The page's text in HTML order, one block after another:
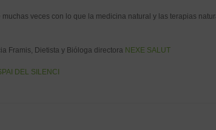
veces con lo que la medicina natural y las terapias
Framis, Dietista y Bióloga directora NEXE SALUT
DEL SILENCI